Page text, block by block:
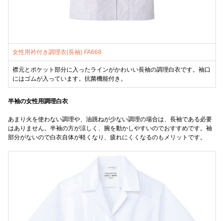
女性用衿付き調理衣(長袖) FA668
襟元とポケット部分に入ったラインがかわいい長袖の調理白衣です。袖口
にはゴムが入っています。抗菌機能付き。
半袖の女性用調理白衣
あまり火を使わない調理や、油跳ねが少ない調理の場合は、長袖である必要
はありません。半袖の方が涼しく、腕を動かしやすいのでおすすめです。袖
部分がないので白衣自体が軽くなり、疲れにくくなるのもメリットです。